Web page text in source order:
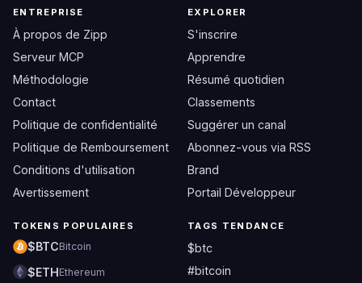
ENTREPRISE
À propos de Zipp
Serveur MCP
Méthodologie
Contact
Politique de confidentialité
Politique de Remboursement
Conditions d'utilisation
Avertissement
EXPLORER
S'inscrire
Apprendre
Résumé quotidien
Classements
Suggérer un canal
Abonnez-vous via RSS
Brand
Portail Développeur
TOKENS POPULAIRES
$BTCBitcoin
$ETHEthereum
TAGS TENDANCE
$btc
#bitcoin